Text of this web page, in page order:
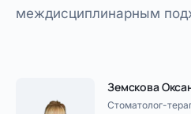
междисциплинарным
Земскова
Стоматолог-